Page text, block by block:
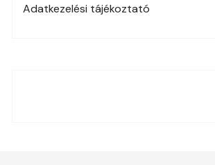
Adatkezelési tájékoztató